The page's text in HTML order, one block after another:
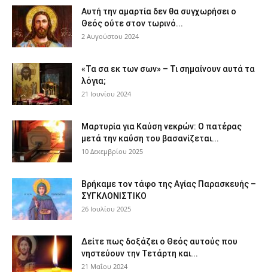
Αυτή την αμαρτία δεν θα συγχωρήσει ο
Θεός ούτε στον τωρινό...
2 Αυγούστου 2024
«Τα σα εκ των σων» – Τι σημαίνουν αυτά τα
λόγια;
21 Ιουνίου 2024
Μαρτυρία για Καύση νεκρών: Ο πατέρας
μετά την καύση του βασανίζεται...
10 Δεκεμβρίου 2025
Βρήκαμε τον τάφο της Αγίας Παρασκευής –
ΣΥΓΚΛΟΝΙΣΤΙΚΟ
26 Ιουλίου 2025
Δείτε πως δοξάζει ο Θεός αυτούς που
νηστεύουν την Τετάρτη και...
21 Μαΐου 2024